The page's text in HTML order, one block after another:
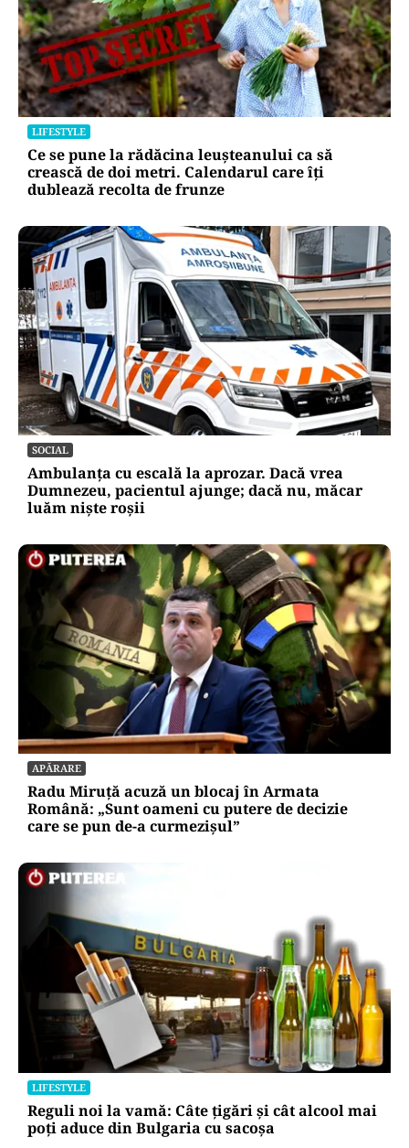
LIFESTYLE
Ce se pune la rădăcina leușteanului ca să
crească de doi metri. Calendarul care îți
dublează recolta de frunze
SOCIAL
Ambulanța cu escală la aprozar. Dacă vrea
Dumnezeu, pacientul ajunge; dacă nu, măcar
luăm niște roșii
APĂRARE
Radu Miruță acuză un blocaj în Armata
Română: „Sunt oameni cu putere de decizie
care se pun de-a curmezișul”
LIFESTYLE
Reguli noi la vamă: Câte țigări și cât alcool mai
poți aduce din Bulgaria cu sacoșa